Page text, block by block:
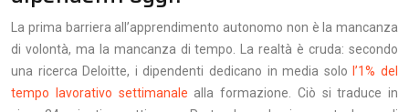
La prima barriera all’apprendimento autonomo non è la mancanza
di volontà, ma la mancanza di tempo. La realtà è cruda: secondo
una ricerca Deloitte, i dipendenti dedicano in media solo l’1% del
tempo lavorativo settimanale alla formazione. Ciò si traduce in